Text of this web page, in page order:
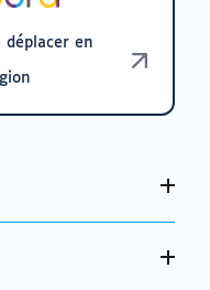
déplacer en